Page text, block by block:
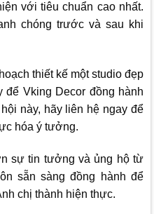
với tiêu chuẩn cao nhất.
chóng trước và sau khi
thiết kế một studio đẹp
để Vking Decor đồng hành
này, hãy liên hệ ngay để
hóa ý tưởng.
sự tin tưởng và ủng hộ từ
sẵn sàng đồng hành để
chị thành hiện thực.